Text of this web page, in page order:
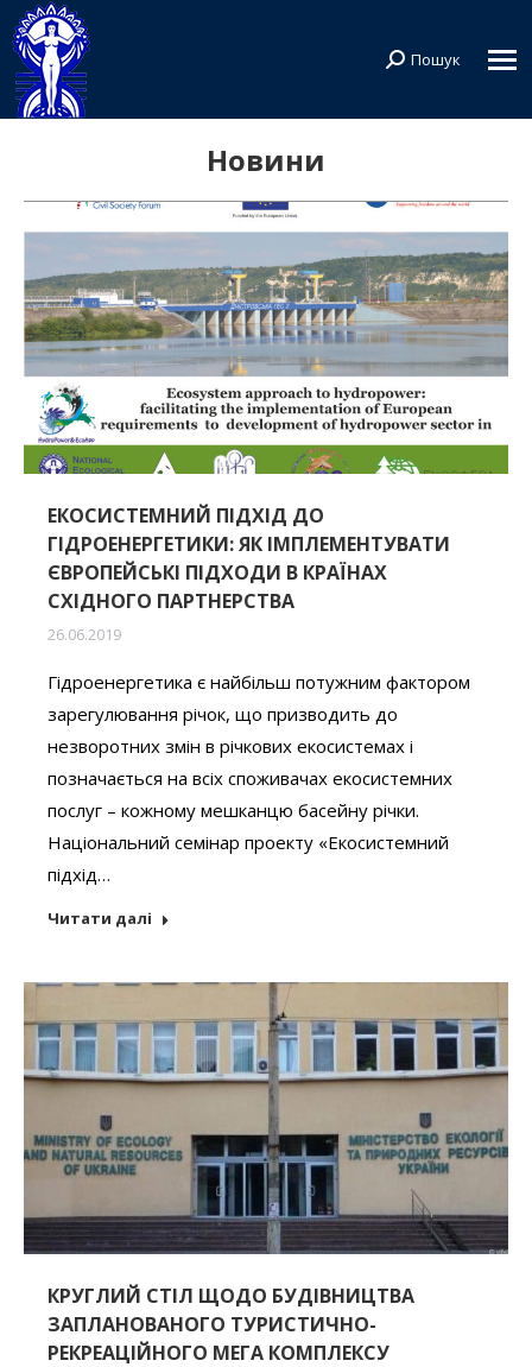
Search:
Пошук
Новини
ЕКОСИСТЕМНИЙ ПІДХІД ДО
ГІДРОЕНЕРГЕТИКИ: ЯК ІМПЛЕМЕНТУВАТИ
ЄВРОПЕЙСЬКІ ПІДХОДИ В КРАЇНАХ
СХІДНОГО ПАРТНЕРСТВА
26.06.2019
Гідроенергетика є найбільш потужним фактором
зарегулювання річок, що призводить до
незворотних змін в річкових екосистемах і
позначається на всіх споживачах екосистемних
послуг – кожному мешканцю басейну річки.
Національний семінар проекту «Екосистемний
підхід…
Читати далі
КРУГЛИЙ СТІЛ ЩОДО БУДІВНИЦТВА
ЗАПЛАНОВАНОГО ТУРИСТИЧНО-
РЕКРЕАЦІЙНОГО МЕГА КОМПЛЕКСУ